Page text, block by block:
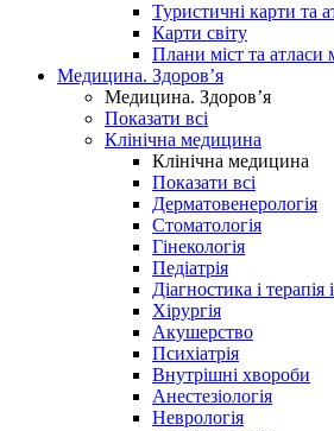
Туристичні карти та
Карти світу
Плани міст та атласи
Медицина. Здоров’я
Медицина. Здоров’я
Показати всі
Клінічна медицина
Клінічна медицина
Показати всі
Дерматовенерологія
Стоматологія
Гінекологія
Педіатрія
Діагностика і
Хірургія
Акушерство
Психіатрія
Внутрішні хвороби
Анестезіологія
Неврологія